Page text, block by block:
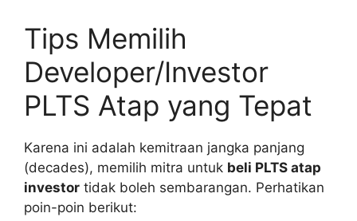
Tips Memilih
Developer/Investor
PLTS Atap yang Tepat
Karena ini adalah kemitraan jangka panjang
(decades), memilih mitra untuk beli PLTS atap
investor tidak boleh sembarangan. Perhatikan
poin-poin berikut: